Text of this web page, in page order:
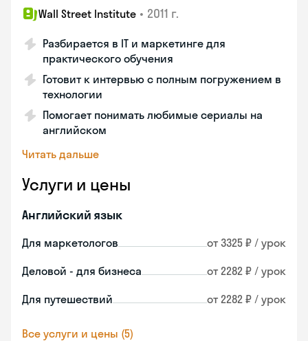
Wall Street Institute • 2011 г.
Разбирается в IT и маркетинге для
практического обучения
Готовит к интервью с полным погружением в
технологии
Помогает понимать любимые сериалы на
английском
Читать дальше
Услуги и цены
Английский язык
Для маркетологов от 3325 ₽ / урок
Деловой - для бизнеса от 2282 ₽ / урок
Для путешествий от 2282 ₽ / урок
Все услуги и цены (5)